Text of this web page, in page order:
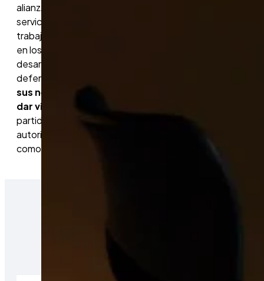
alianzAS, en base al peso de las ventas de los
servicios que aglutina y de las diferentes entidades y
trabajadores existentes en los ámbitos de actividad
en los que están presentes, centra su actuación en
desarrollar todas aquellas acciones necesarias para la
defensa de los intereses de su coalición.
sus necesidades, hacer propuestas concretas y
dar visibilidad a sus pretensiones
partidos políticos, medios de comunicación,
autoridades administrativas y gubernamentales, así
como organizaciones sindicales y empresariales.